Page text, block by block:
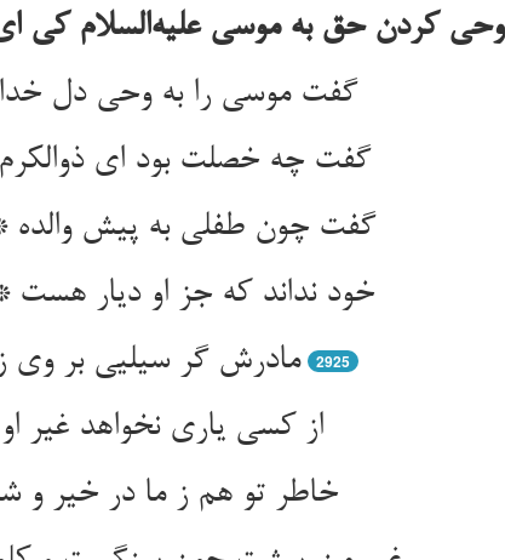
وحی کردن حق به موسی علیه‌السلام کی
گفت موسی را به وحی دل
گفت چه خصلت بود ای
گفت چون طفلی به پیش
خود نداند که جز او دیار
مادرش گر سیلیی بر وی
2925
از کسی یاری نخواهد غیر
خاطر تو هم ز ما در خیر و